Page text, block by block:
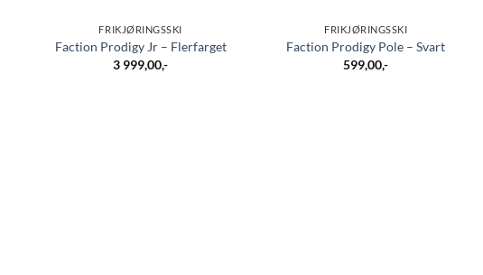
FRIKJØRINGSSKI
Faction Prodigy Jr – Flerfarget
3 999,00,-
FRIKJØRINGSSKI
Faction Prodigy Pole – Svart
599,00,-